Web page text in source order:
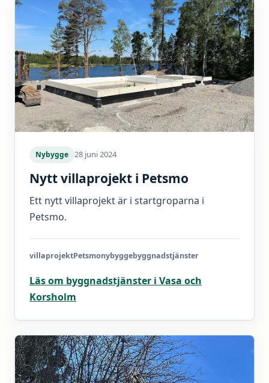
Nybygge 28 juni 2024
Nytt villaprojekt i Petsmo
Ett nytt villaprojekt är i startgroparna i
Petsmo.
villaprojektPetsmonybyggebyggnadstjänster
Läs om byggnadstjänster i Vasa och
Korsholm